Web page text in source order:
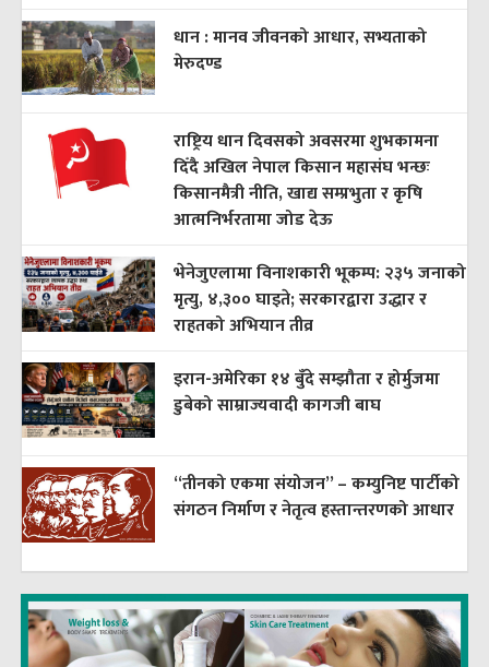
धान : मानव जीवनको आधार, सभ्यताको
मेरुदण्ड
राष्ट्रिय धान दिवसको अवसरमा शुभकामना
दिँदै अखिल नेपाल किसान महासंघ भन्छः
किसानमैत्री नीति, खाद्य सम्प्रभुता र कृषि
आत्मनिर्भरतामा जोड देऊ
भेनेजुएलामा विनाशकारी भूकम्प: २३५ जनाको
मृत्यु, ४,३०० घाइते; सरकारद्वारा उद्धार र
राहतको अभियान तीव्र
इरान-अमेरिका १४ बुँदे सम्झौता र होर्मुजमा
डुबेको साम्राज्यवादी कागजी बाघ
“तीनको एकमा संयोजन” – कम्युनिष्ट पार्टीको
संगठन निर्माण र नेतृत्व हस्तान्तरणको आधार